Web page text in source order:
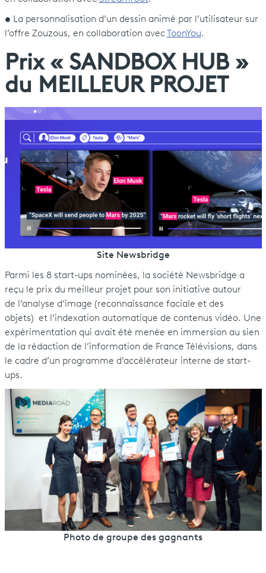
• La personnalisation d’un dessin animé par l’utilisateur sur
l’offre Zouzous, en collaboration avec ToonYou.
Prix « SANDBOX HUB »
du MEILLEUR PROJET
Site Newsbridge
Parmi les 8 start-ups nominées, la société Newsbridge a
reçu le prix du meilleur projet pour son initiative autour
de l’analyse d’image (reconnaissance faciale et des
objets) et l’indexation automatique de contenus vidéo. Une
expérimentation qui avait été menée en immersion au sien
de la rédaction de l’information de France Télévisions, dans
le cadre d’un programme d’accélérateur interne de start-
ups.
Photo de groupe des gagnants